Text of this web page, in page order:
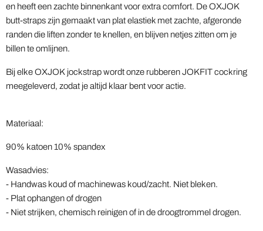
en heeft een zachte binnenkant voor extra comfort. De OXJOK
butt-straps zijn gemaakt van plat elastiek met zachte, afgeronde
randen die liften zonder te knellen, en blijven netjes zitten om je
billen te omlijnen.
Bij elke OXJOK jockstrap wordt onze rubberen JOKFIT cockring
meegeleverd, zodat je altijd klaar bent voor actie.
Materiaal:
90% katoen 10% spandex
Wasadvies:
- Handwas koud of machinewas koud/zacht. Niet bleken.
- Plat ophangen of drogen
- Niet strijken, chemisch reinigen of in de droogtrommel drogen.